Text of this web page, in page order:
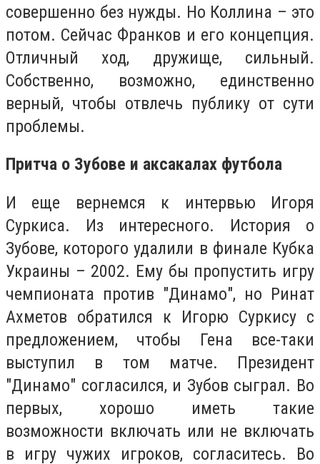
совершенно без нужды. Но Коллина – это
потом. Сейчас Франков и его концепция.
Отличный ход, дружище, сильный.
Собственно, возможно, единственно
верный, чтобы отвлечь публику от сути
проблемы.
Притча о Зубове и аксакалах футбола
И еще вернемся к интервью Игоря
Суркиса. Из интересного. История о
Зубове, которого удалили в финале Кубка
Украины – 2002. Ему бы пропустить игру
чемпионата против "Динамо", но Ринат
Ахметов обратился к Игорю Суркису с
предложением, чтобы Гена все-таки
выступил в том матче. Президент
"Динамо" согласился, и Зубов сыграл. Во
первых, хорошо иметь такие
возможности включать или не включать
в игру чужих игроков, согласитесь. Во